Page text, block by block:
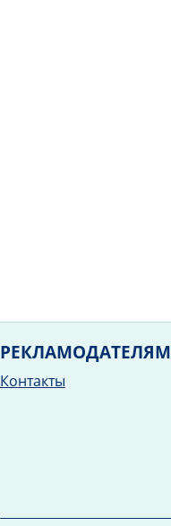
РЕКЛАМОДАТЕЛЯМ
Контакты